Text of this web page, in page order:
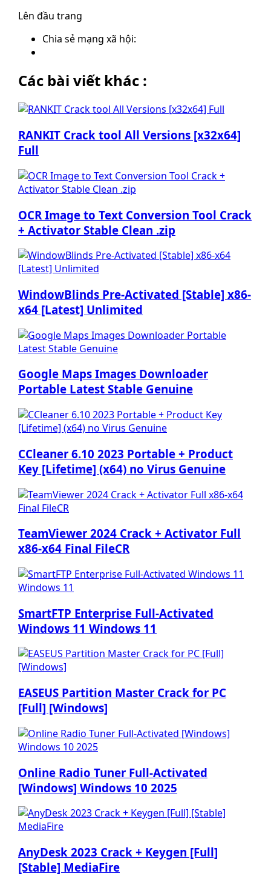
Lên đầu trang
Chia sẻ mạng xã hội:
Các bài viết khác :
RANKIT Crack tool All Versions [x32x64]
Full
OCR Image to Text Conversion Tool Crack
+ Activator Stable Clean .zip
WindowBlinds Pre-Activated [Stable] x86-
x64 [Latest] Unlimited
Google Maps Images Downloader
Portable Latest Stable Genuine
CCleaner 6.10 2023 Portable + Product
Key [Lifetime] (x64) no Virus Genuine
TeamViewer 2024 Crack + Activator Full
x86-x64 Final FileCR
SmartFTP Enterprise Full-Activated
Windows 11 Windows 11
EASEUS Partition Master Crack for PC
[Full] [Windows]
Online Radio Tuner Full-Activated
[Windows] Windows 10 2025
AnyDesk 2023 Crack + Keygen [Full]
[Stable] MediaFire